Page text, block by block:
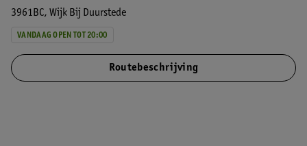
3961BC Wijk Bij Duurstede
VANDAAG OPEN TOT 20:00
Routebeschrijving